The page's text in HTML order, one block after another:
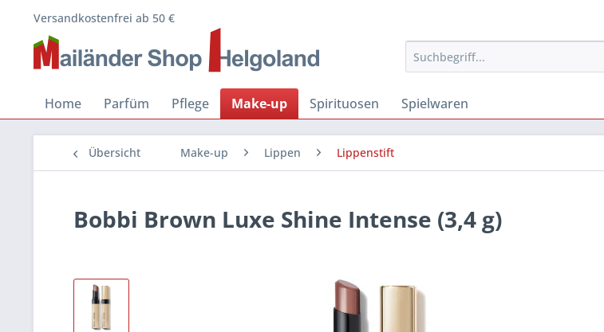
Versandkostenfrei ab 50 €
Home Parfüm Pflege Make-up Spirituosen Spielwaren
Übersicht Make-up Lippen Lippenstift
Bobbi Brown Luxe Shine Intense (3,4 g)